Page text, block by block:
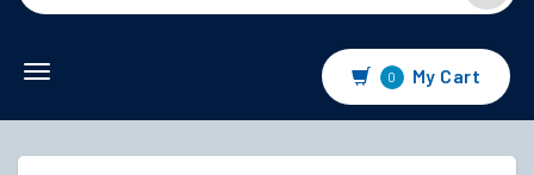
Toggle
0 My Cart